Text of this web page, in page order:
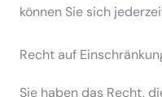
können Sie sich
Recht auf
Sie haben das Recht,